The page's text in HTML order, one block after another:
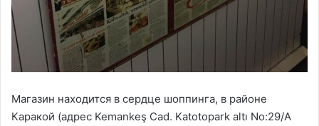
Магазин находится в сердце шоппинга, в районе
Каракой (адрес Kemankeş Cad. Katotopark altı No:29/A